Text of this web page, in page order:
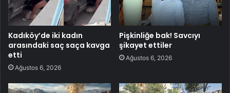
Kadıköy’de iki kadın
arasındaki saç saça kavga
etti
Ağustos 6, 2026
Pişkinliğe bak! Savcıyı
şikayet ettiler
Ağustos 6, 2026